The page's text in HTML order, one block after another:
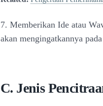
7. Memberikan Ide atau
akan mengingatkannya
C. Jenis